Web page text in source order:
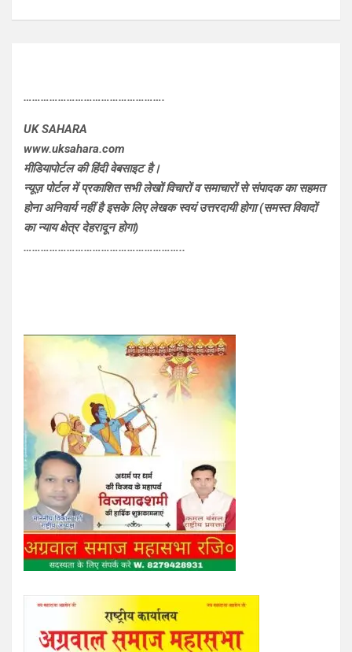
………………………………………….
UK SAHARA
www.uksahara.com
मीडियापोर्टल की हिंदी वेबसाइट है।
न्यूज़ पोर्टल में प्रकाशित सभी लेखों विचारों व समाचारों से संपादक का सहमत
होना अनिवार्य नहीं है इसके लिए लेखक स्वयं उत्तरदायी होगा (समस्त विवादों
का न्याय क्षेत्र देहरादून होगा)
………………………………………………..